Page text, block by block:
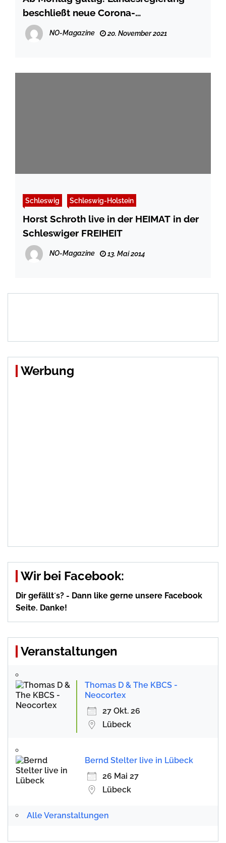
beschließt neue Corona-
Bekämpfungsverordnung
NO-Magazine 20. November 2021
Schleswig Schleswig-Holstein
Horst Schroth live in der HEIMAT in der
Schleswiger FREIHEIT
NO-Magazine 13. Mai 2014
Werbung
Wir bei Facebook:
Dir gefällt´s? - Dann like gerne unsere Facebook
Seite. Danke!
Veranstaltungen
Thomas D & The KBCS -
Neocortex
27 Okt. 26
Lübeck
Bernd Stelter live in Lübeck
26 Mai 27
Lübeck
Alle Veranstaltungen